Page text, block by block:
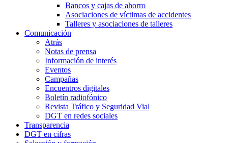
Bancos y cajas de ahorro
Asociaciones de víctimas de accidentes
Talleres y asociaciones de talleres
Comunicación
Atrás
Notas de prensa
Información de interés
Eventos
Campañas
Encuentros digitales
Boletín radiofónico
Revista Tráfico y Seguridad Vial
DGT en redes sociales
Transparencia
DGT en cifras